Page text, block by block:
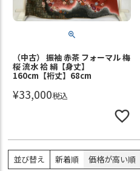
（中古） 振袖 赤茶 フォーマル 梅
桜 流水 袷 絹【身丈】
160cm【裄丈】68cm
¥33,000税込
並び替え 新着順 価格が高い順